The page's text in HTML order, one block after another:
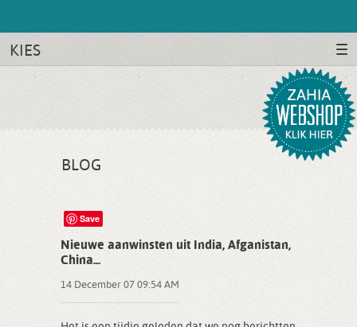
KIES
BLOG
Save
Nieuwe aanwinsten uit India, Afganistan,
China...
14 December 07 09:54 AM